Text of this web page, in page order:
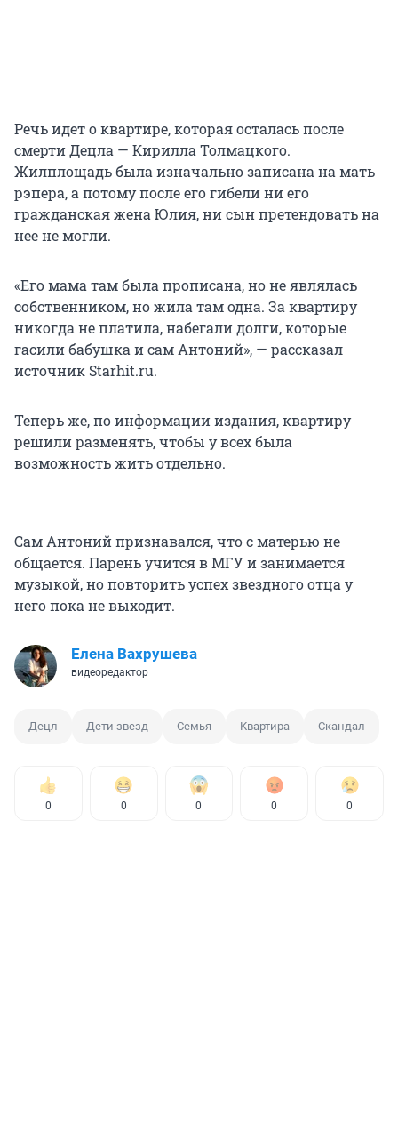
Речь идет о квартире, которая осталась после
смерти Децла — Кирилла Толмацкого.
Жилплощадь была изначально записана на мать
рэпера, а потому после его гибели ни его
гражданская жена Юлия, ни сын претендовать на
нее не могли.
«Его мама там была прописана, но не являлась
собственником, но жила там одна. За квартиру
никогда не платила, набегали долги, которые
гасили бабушка и сам Антоний», — рассказал
источник Starhit.ru.
Теперь же, по информации издания, квартиру
решили разменять, чтобы у всех была
возможность жить отдельно.
Сам Антоний признавался, что с матерью не
общается. Парень учится в МГУ и занимается
музыкой, но повторить успех звездного отца у
него пока не выходит.
Елена Вахрушева
видеоредактор
Децл Дети звезд Семья Квартира Скандал
0 0 0 0 0